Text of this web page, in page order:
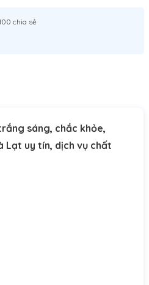
chia sẻ
sáng, chắc khỏe,
Lạt uy tín, dịch vụ chất